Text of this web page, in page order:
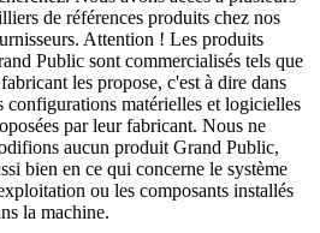
de références produits chez nos
Attention ! Les produits
Public sont commercialisés tels que
les propose, c'est à dire dans
configurations matérielles et logicielles
par leur fabricant. Nous ne
aucun produit Grand Public,
bien en ce qui concerne le système
ou les composants installés
la machine.